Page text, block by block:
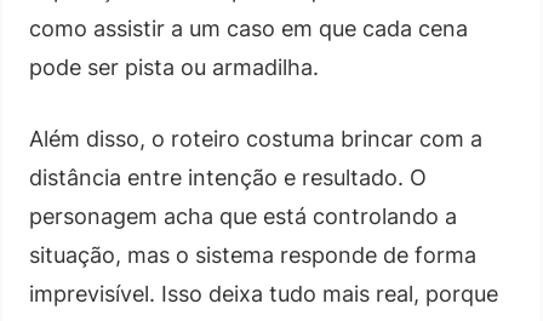
como assistir a um caso em que cada cena
pode ser pista ou armadilha.
Além disso, o roteiro costuma brincar com a
distância entre intenção e resultado. O
personagem acha que está controlando a
situação, mas o sistema responde de forma
imprevisível. Isso deixa tudo mais real, porque